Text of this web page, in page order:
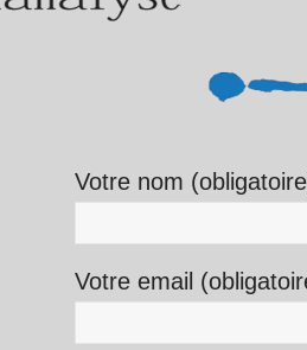
Votre nom
Votre email